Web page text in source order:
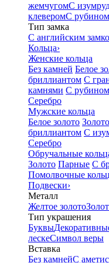
жемчугомС
клеверомС рубином
Тип замка
С английским
Кольца›
Женские кольца
Без камней Белое
бриллиантом С
камнями С рубином
Серебро
Мужские кольца
Белое золото Золото
бриллиантом С
Серебро
Обручальные
Золото Парные С
Помолвочные
Подвески›
Металл
Желтое золото
Тип украшения
Буквы
лескеСимвол веры
Вставка
Без камнейС